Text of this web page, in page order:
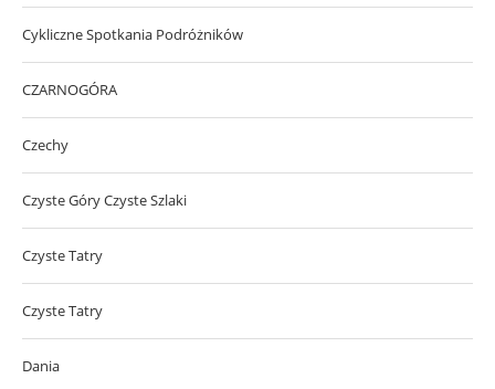
Cykliczne Spotkania Podróżników
CZARNOGÓRA
Czechy
Czyste Góry Czyste Szlaki
Czyste Tatry
Czyste Tatry
Dania